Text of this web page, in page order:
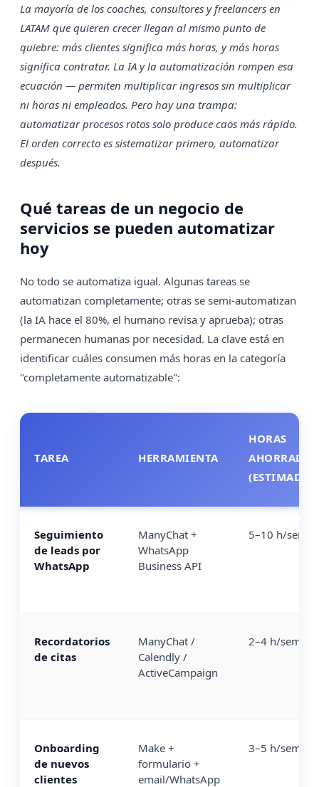
La mayoría de los coaches, consultores y freelancers en
LATAM que quieren crecer llegan al mismo punto de
quiebre: más clientes significa más horas, y más horas
significa contratar. La IA y la automatización rompen esa
ecuación — permiten multiplicar ingresos sin multiplicar
ni horas ni empleados. Pero hay una trampa:
automatizar procesos rotos solo produce caos más rápido.
El orden correcto es sistematizar primero, automatizar
después.
Qué tareas de un negocio de
servicios se pueden automatizar
hoy
No todo se automatiza igual. Algunas tareas se
automatizan completamente; otras se semi-automatizan
(la IA hace el 80%, el humano revisa y aprueba); otras
permanecen humanas por necesidad. La clave está en
identificar cuáles consumen más horas en la categoría
"completamente automatizable":
TAREA HERRAMIENTA
HORAS
(ESTIMADO)
Seguimiento
de leads por
WhatsApp
ManyChat +
WhatsApp
Business API
5–10 h/
Recordatorios
de citas
ManyChat /
Calendly /
ActiveCampaign
2–4 h/semana
Onboarding
de nuevos
clientes
Make +
formulario +
email/WhatsApp
3–5 h/semana